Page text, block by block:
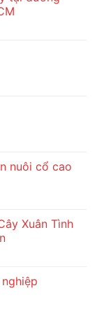
nuôi cổ cao
Xuân Tình